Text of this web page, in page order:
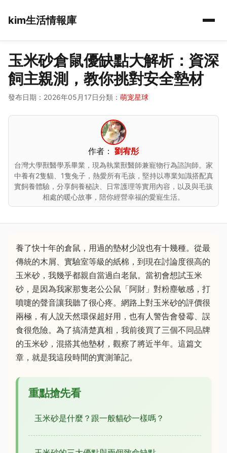
kim生活情報庫
玉米砂倉鼠優缺點大解析：資深
飼主親測，教你挑對安全墊材
發布日期：2026年05月17日分類： 萌宠星球
作者： 劉宥彤
台灣大學獸醫學系畢業，現為執業獸醫師兼寵物行為諮詢師。家
中養有2隻貓、1隻兔子，熱愛所有毛孩，堅持以專業知識搭配真
實飼養體驗，分享飼養秘訣、日常護理等實用內容，以及與毛孩
相處的暖心故事，陪你經營幸福的愛寵生活。
養了快十年的倉鼠，用過的墊材少說也有十幾種。從最
傳統的木屑、實驗室等級的紙棉，到現在討論度很高的
玉米砂，我幾乎都親自當過白老鼠。當初會想試玉米
砂，是因為我家那隻老公公鼠「阿財」對粉塵敏感，打
噴嚏的聲音讓我聽了很心疼。網路上對玉米砂的評價很
兩極，有人說天然環保超好用，也有人警告會發霉、誤
食很危險。為了搞清楚真相，我前後買了三個不同品牌
的玉米砂，混搭其他墊材，觀察了將近半年。這篇文
章，就是我這段時間的實測筆記。
重點搶先看
玉米砂是什麼？跟一般貓砂一樣嗎？